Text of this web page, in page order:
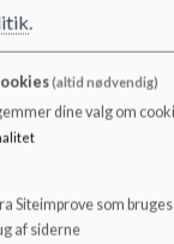
af
.
(altid nødvendig)
dine valg om
Siteimprove som
af siderne